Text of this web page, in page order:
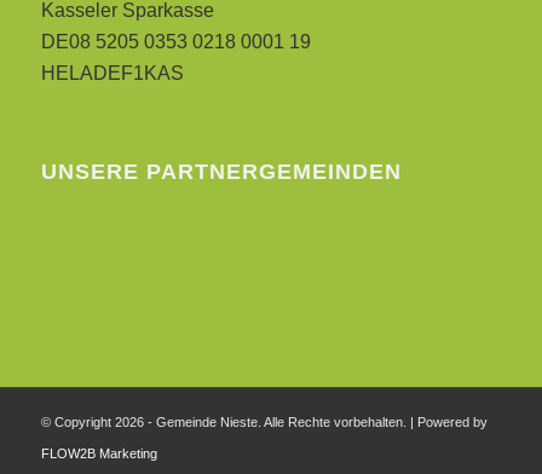
Kasseler Sparkasse
DE08 5205 0353 0218 0001 19
HELADEF1KAS
UNSERE PARTNERGEMEINDEN
© Copyright 2026 - Gemeinde Nieste. Alle Rechte vorbehalten. | Powered by
FLOW2B Marketing